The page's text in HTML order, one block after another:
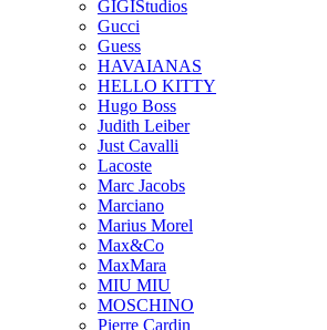
GIGIStudios
Gucci
Guess
HAVAIANAS
HELLO KITTY
Hugo Boss
Judith Leiber
Just Cavalli
Lacoste
Marc Jacobs
Marciano
Marius Morel
Max&Co
MaxMara
MIU MIU
MOSCHINO
Pierre Cardin